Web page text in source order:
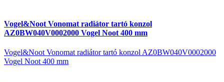
Vogel&Noot Vonomat radiátor tartó konzol
AZ0BW040V0002000 Vogel Noot 400 mm
Vogel&Noot Vonomat radiátor tartó konzol AZ0BW040V0002000
Vogel Noot 400 mm